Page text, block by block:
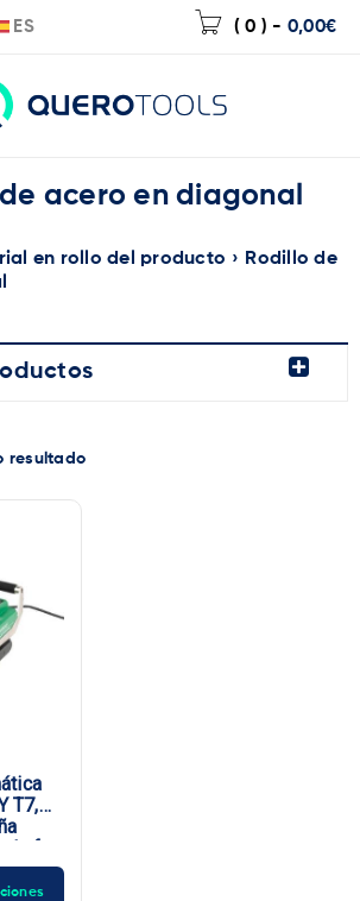
ES ( 0 ) - 0,00€
acero en diagonal
en rollo del producto › Rodillo de
resultado
T7,